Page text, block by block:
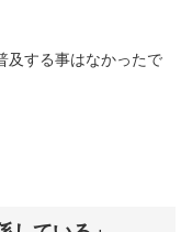
及する事はなかったで